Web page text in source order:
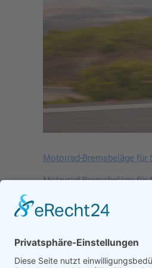
Motorrad-Bremsbeläge
Motorrad-Bremsbeläge für
Motorrad-Bremsscheiben